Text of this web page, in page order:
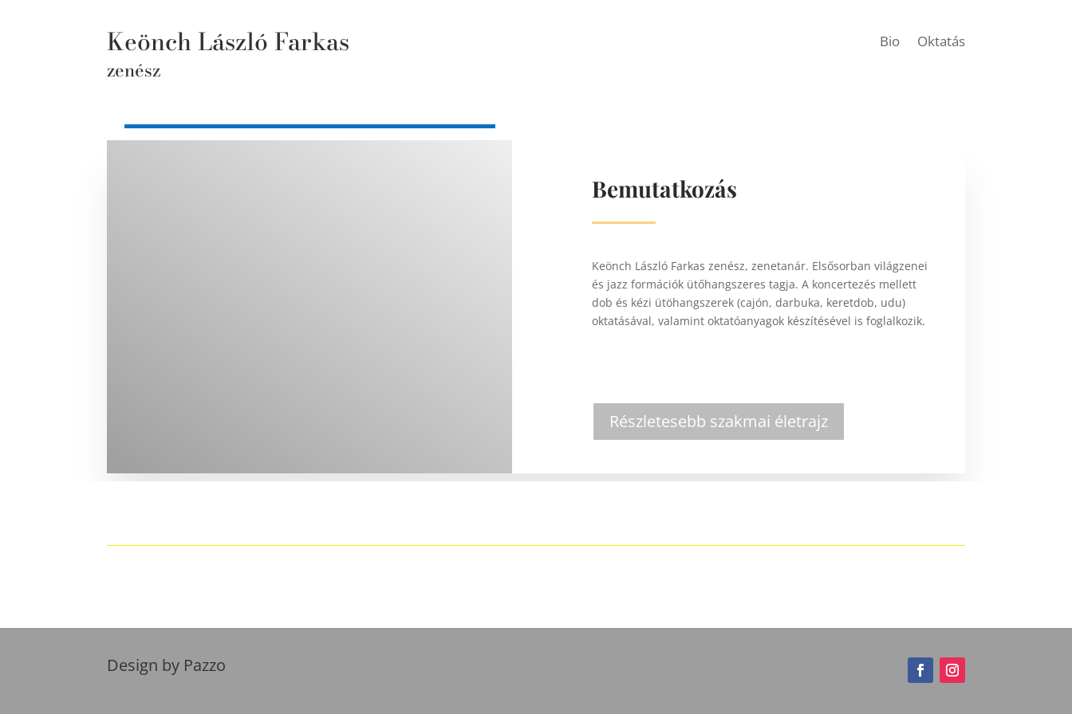
Keönch László Farkas
zenész
Bio Oktatás
Bemutatkozás
Keönch László Farkas zenész, zenetanár. Elsősorban világzenei
és jazz formációk ütőhangszeres tagja. A koncertezés mellett
dob és kézi ütöhangszerek (cajón, darbuka, keretdob, udu)
oktatásával, valamint oktatóanyagok készítésével is foglalkozik.
Részletesebb szakmai életrajz
Design by Pazzo